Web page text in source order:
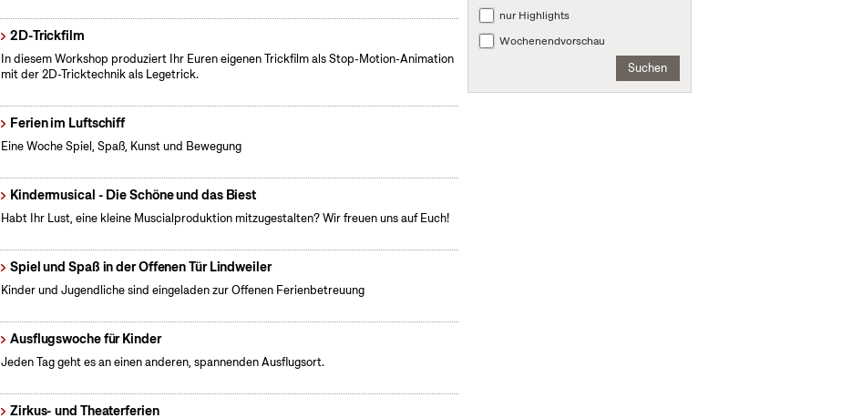
2D-Trickfilm
In diesem Workshop produziert Ihr Euren eigenen Trickfilm als Stop-Motion-Animation
mit der 2D-Tricktechnik als Legetrick.
Ferien im Luftschiff
Eine Woche Spiel, Spaß, Kunst und Bewegung
Kindermusical - Die Schöne und das Biest
Habt Ihr Lust, eine kleine Muscialproduktion mitzugestalten? Wir freuen uns auf Euch!
Spiel und Spaß in der Offenen Tür Lindweiler
Kinder und Jugendliche sind eingeladen zur Offenen Ferienbetreuung
Ausflugswoche für Kinder
Jeden Tag geht es an einen anderen, spannenden Ausflugsort.
Zirkus- und Theaterferien
nur Highlights
Wochenendvorschau
Suchen